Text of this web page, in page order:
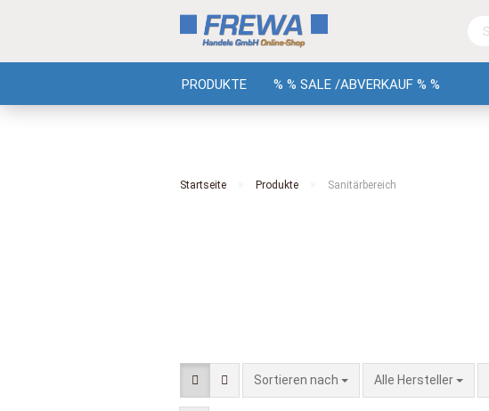
PRODUKTE % % SALE /ABVERKAUF % %
Startseite Produkte Sanitärbereich
Sortieren nach Alle Hersteller